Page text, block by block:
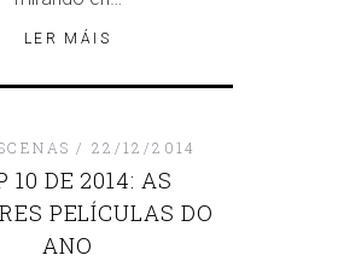
LER MÁIS
22/12/2014
10 DE 2014: AS
PELÍCULAS DO
ANO